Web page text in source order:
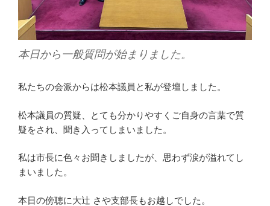
本日から一般質問が始まりました。
私たちの会派からは松本議員と私が登壇しました。
松本議員の質疑、とても分かりやすくご自身の言葉で質
疑をされ、聞き入ってしまいました。
私は市長に色々お聞きしましたが、思わず涙が溢れてし
まいました。
本日の傍聴に大辻 さや支部長もお越しでした。